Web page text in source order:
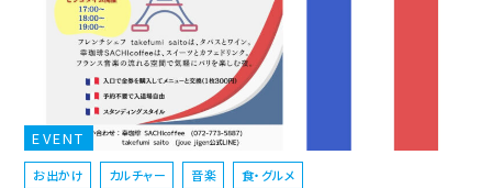
EVENT
お出かけ カルチャー 音楽 食・グルメ